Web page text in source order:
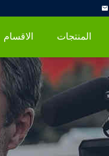
الاقسام المنتجات